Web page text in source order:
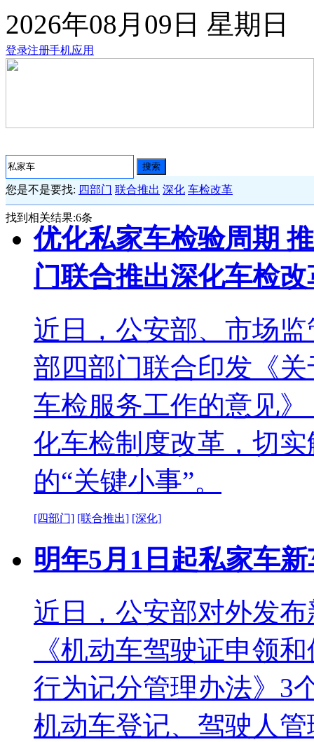
2026年08月09日 星期日
登录注册手机应用
搜索
您是不是要找: 四部门 联合推出 深化 车检改革
找到相关结果:6条
优化私家车检验周期
门联合推出深化车检
近日，公安部、市场
部四部门联合印发《
车检服务工作的意见
化车检制度改革，切
的“关键小事”。
[四部门] [联合推出] [深化]
明年5月1日起私家车
近日，公安部对外发
《机动车驾驶证申领
行为记分管理办法》3
机动车登记、驾驶人